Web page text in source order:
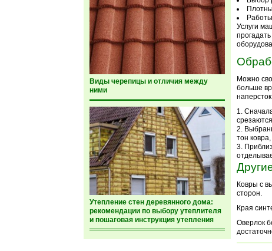
Виды черепицы и отличия между
ними
Утепление стен деревянного дома:
рекомендации по выбору утеплителя
и пошаговая инструкция утепления
Услуги
Можно
больше
тон
Ковры с
сторон.
Края
Оверлок